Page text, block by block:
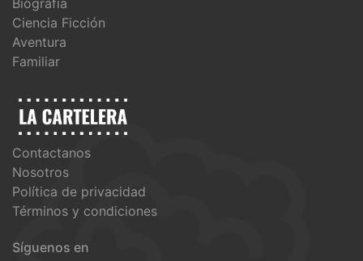
Ciencia Ficción
Aventura
Familiar
Contactanos
Nosotros
Política de privacidad
Términos y condiciones
Síguenos en